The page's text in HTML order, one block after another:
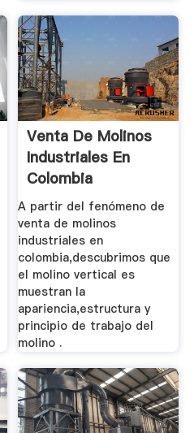
Venta De Molinos
Industriales En
Colombia
A partir del fenómeno de
venta de molinos
industriales en
colombia,descubrimos que
el molino vertical es
muestran la
apariencia,estructura y
principio de trabajo del
molino .